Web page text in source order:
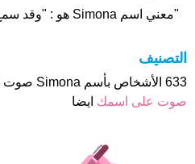
"معني اسم Simona هو : "وقد سمع الله
التصنيف
633 الأشخاص بأسم Simona صوت على اسمائهم . من فضلك
صوت على اسمك ايضا